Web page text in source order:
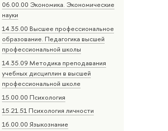
06.00.00 Экономика. Экономические
науки
14.35.00 Высшее профессиональное
образование. Педагогика высшей
профессиональной школы
14.35.09 Методика преподавания
учебных дисциплин в высшей
профессиональной школе
15.00.00 Психология
15.21.51 Психология личности
16.00.00 Языкознание